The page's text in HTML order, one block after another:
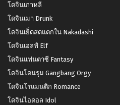
โดจินเกาหลี
โดจินเมา Drunk
โดจินเย็ดสดแตกใน Nakadashi
โดจินเอลฟ์ Elf
โดจินแฟนตาซี Fantasy
โดจินโดนรุม Gangbang Orgy
โดจินโรแมนติก Romance
โดจินไอดอล Idol